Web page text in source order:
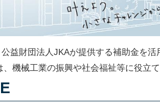
益財団法人JKAが提供する補助金を
機械工業の振興や社会福祉等に役立て